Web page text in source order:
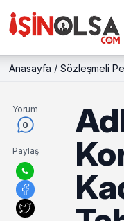
Anasayfa / Sözleşmeli
Yorum
0
Paylaş